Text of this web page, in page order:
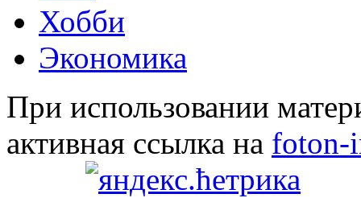
Хобби
Экономика
При использовании
активная ссылка на foton-